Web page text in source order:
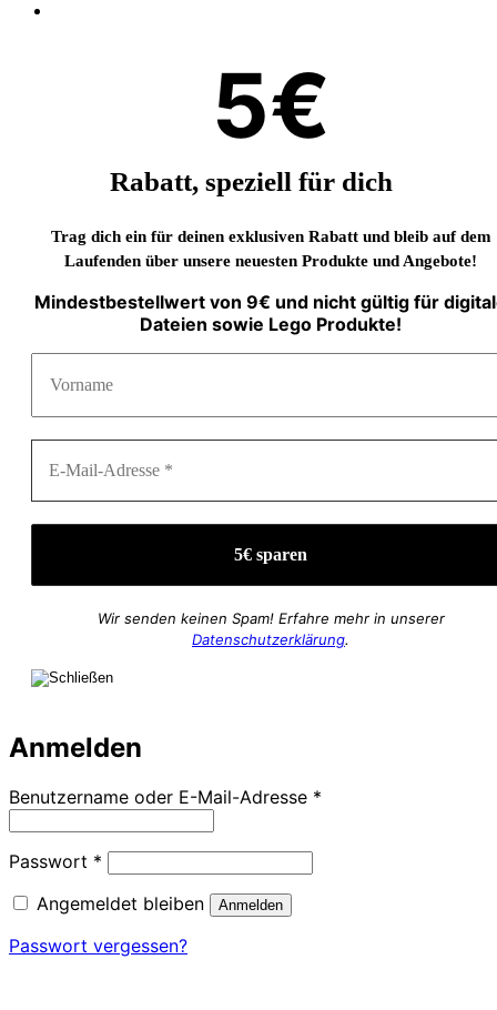
5€
Rabatt, speziell für dich
Trag dich ein für deinen exklusiven Rabatt und bleib auf dem
Laufenden über unsere neuesten Produkte und Angebote!
Mindestbestellwert von 9€ und nicht gültig für
Dateien sowie Lego Produkte!
Wir senden keinen Spam! Erfahre mehr in unserer
Datenschutzerklärung.
Anmelden
Benutzername oder E-Mail-Adresse *
Passwort * Erforderlich
Angemeldet bleiben
Anmelden
Passwort vergessen?